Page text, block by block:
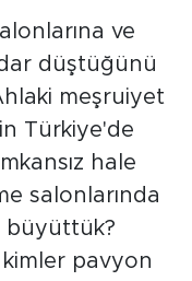
ve
düştüğünü
meşruiyet
Türkiye'de
hale
salonlarında
büyüttük?
kimler pavyon